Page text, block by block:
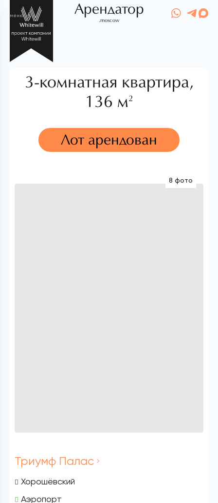
меню Арендатор
.moscow
3-комнатная квартира,
136 м2
Лот арендован
8 фото
Триумф Палас
Хорошёвский
Аэропорт